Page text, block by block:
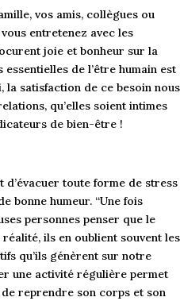
vos amis, collègues ou
entretenez avec les
joie et bonheur sur la
de l’être humain est
la satisfaction de ce besoin nous
qu’elles soient intimes
de bien-être !
d’évacuer toute forme de stress
bonne humeur. “Une fois
personnes penser que le
ils en oublient souvent les
qu’ils génèrent sur notre
une activité régulière permet
de reprendre son corps et son